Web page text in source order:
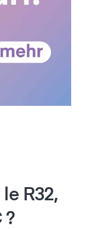
R32,
?